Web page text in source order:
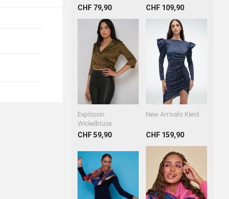
CHF 79,90 CHF 109,90
Explosion
Wickelbluse
CHF 59,90
New Arrivals Kleid
CHF 159,90